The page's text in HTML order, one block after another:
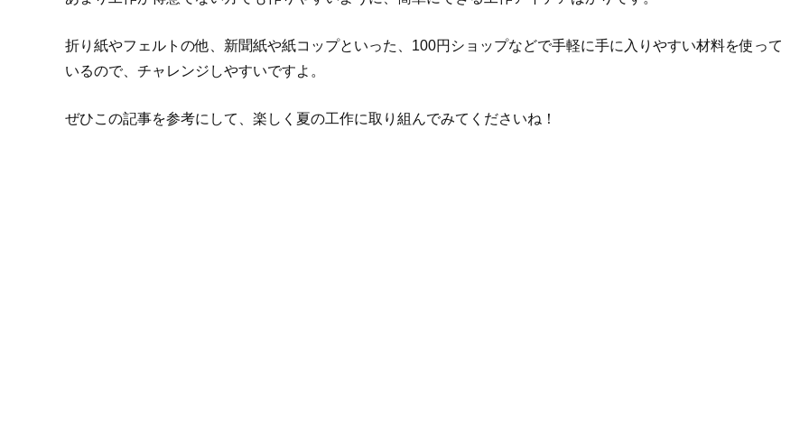
折り紙やフェルトの他、新聞紙や紙コップといった、100円ショップなどで手軽に手に入りやすい材料を使って
いるので、チャレンジしやすいですよ。
ぜひこの記事を参考にして、楽しく夏の工作に取り組んでみてくださいね！